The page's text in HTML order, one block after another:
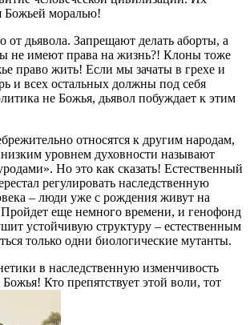
Божьей моралью!
от дьявола. Запрещают делать аборты, а
не имеют права на жизнь?! Клоны тоже
право жить! Если мы зачаты в грехе и
и всех остальных должны под себя
не Божья, дьявол побуждает к этим
относятся к другим народам,
уровнем духовности называют
Но это как сказать! Естественный
регулировать наследственную
– люди уже с рождения живут на
Пройдет еще немного времени, и генофонд
устойчивую структуру – естественным
только одни биологические мутанты.
в наследственную изменчивость
Божья! Кто препятствует этой воли, тот